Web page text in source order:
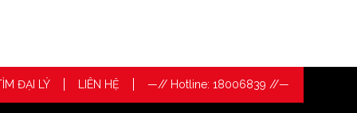
ĐẠI LÝ LIÊN HỆ —// Hotline: 18006839 //—